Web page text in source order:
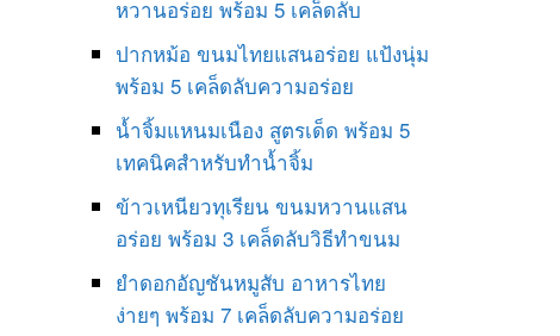
หวานอร่อย พร้อม 5 เคล็ดลับ
ปากหม้อ ขนมไทยแสนอร่อย แป้งนุ่ม
พร้อม 5 เคล็ดลับความอร่อย
น้ำจิ้มแหนมเนือง สูตรเด็ด พร้อม 5
เทคนิคสำหรับทำน้ำจิ้ม
ข้าวเหนียวทุเรียน ขนมหวานแสน
อร่อย พร้อม 3 เคล็ดลับวิธีทำขนม
ยำดอกอัญชันหมูสับ อาหารไทย
ง่ายๆ พร้อม 7 เคล็ดลับความอร่อย